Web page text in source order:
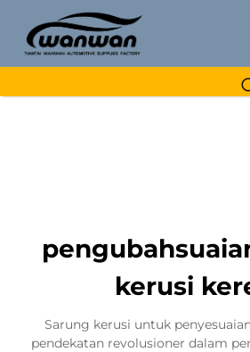
kerusi
Sarung kerusi untuk
pendekatan revolusioner dalam